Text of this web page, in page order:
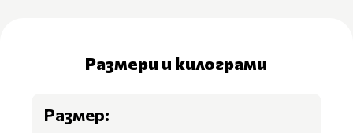
Размери и килограми
Размер: